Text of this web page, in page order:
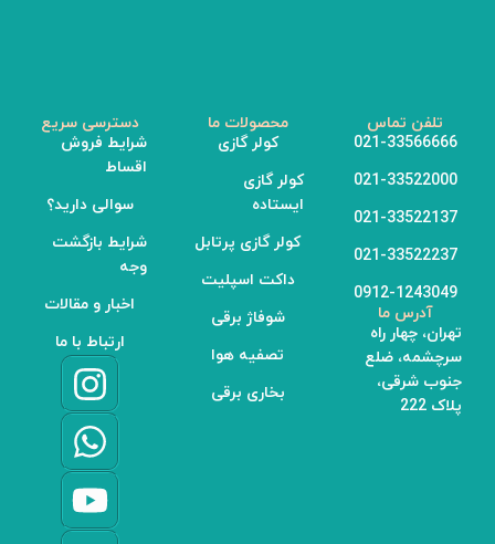
تلفن تماس
021-33566666
021-33522000
021-33522137
021-33522237
0912-1243049
آدرس ما
تهران، چهار راه
سرچشمه، ضلع
جنوب شرقی،
پلاک 222
محصولات ما
کولر گازی
کولر گازی
ایستاده
کولر گازی پرتابل
داکت اسپلیت
شوفاژ برقی
تصفیه هوا
بخاری برقی
دسترسی سریع
شرایط فروش
اقساط
سوالی دارید؟
شرایط بازگشت
وجه
اخبار و مقالات
ارتباط با ما